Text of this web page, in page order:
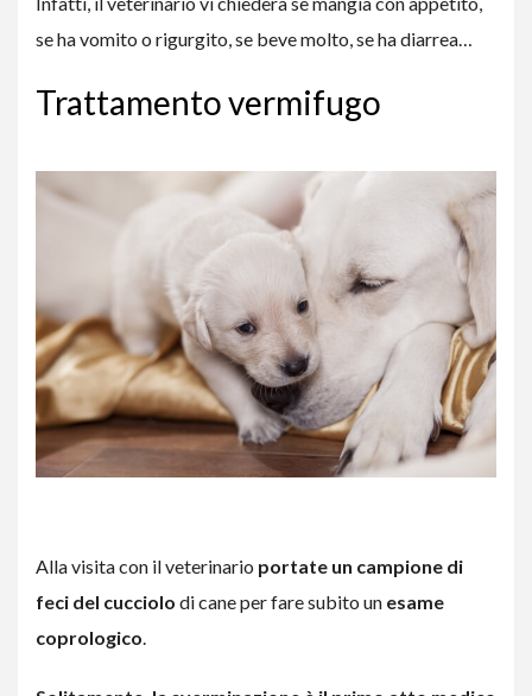
se ha vomito o rigurgito, se beve molto, se ha diarrea…
Trattamento vermifugo
Alla visita con il veterinario portate un campione di
feci del cucciolo di cane per fare subito un esame
coprologico.